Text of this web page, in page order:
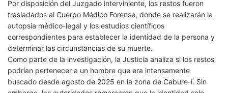
Por disposición del Juzgado interviniente, los restos fueron
trasladados al Cuerpo Médico Forense, donde se realizarán la
autopsia médico-legal y los estudios científicos
correspondientes para establecer la identidad de la persona y
determinar las circunstancias de su muerte.
Como parte de la investigación, la Justicia analiza si los restos
podrían pertenecer a un hombre que era intensamente
buscado desde agosto de 2025 en la zona de Cabure-í. Sin